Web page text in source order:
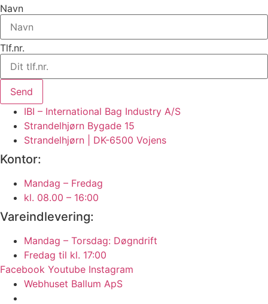
Navn
Tlf.nr.
Send
IBI – International Bag Industry A/S
Strandelhjørn Bygade 15
Strandelhjørn | DK-6500 Vojens
Kontor:
Mandag – Fredag
kl. 08.00 – 16:00
Vareindlevering:
Mandag – Torsdag: Døgndrift
Fredag til kl. 17:00
Facebook Youtube Instagram
Webhuset Ballum ApS